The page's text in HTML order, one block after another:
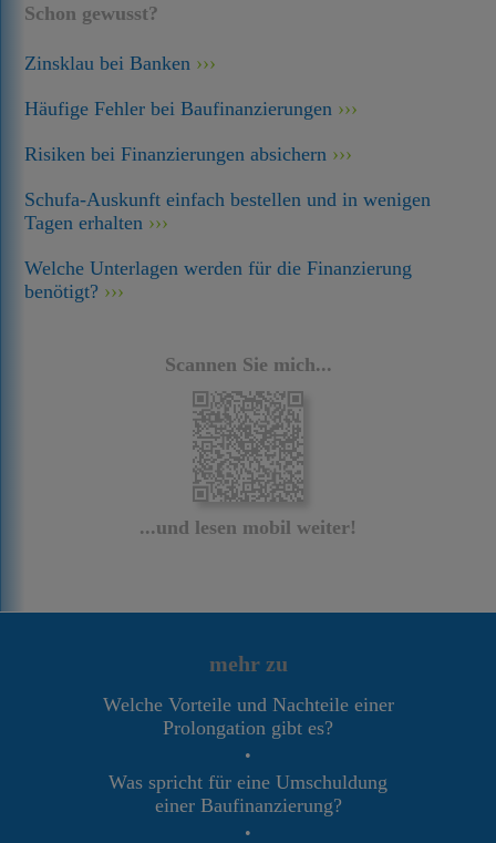
Schon gewusst?
Zinsklau bei Banken
Häufige Fehler bei Baufinanzierungen
Risiken bei Finanzierungen absichern
Schufa-Auskunft einfach bestellen und in wenigen
Tagen erhalten
Welche Unterlagen werden für die Finanzierung
benötigt?
Scannen Sie mich...
...und lesen mobil weiter!
mehr zu
Welche Vorteile und Nachteile einer
Prolongation gibt es?
•
Was spricht für eine Umschuldung
einer Baufinanzierung?
•